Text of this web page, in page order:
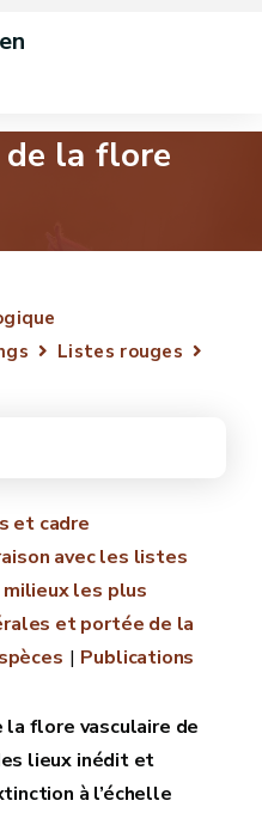
la flore
Listes rouges
et cadre
avec les listes
les plus
et portée de la
Publications
flore vasculaire de
lieux inédit et
à l’échelle